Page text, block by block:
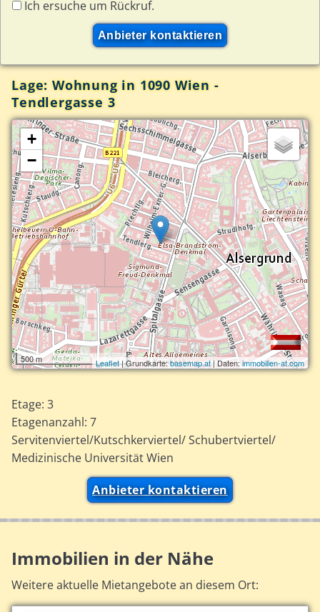
Ich ersuche um Rückruf.
Lage: Wohnung in 1090 Wien -
Tendlergasse 3
+
−
500 m Leaflet| Grundkarte:basemap.at| Daten: immobilien-at.com
Etage: 3
Etagenanzahl: 7
Servitenviertel/Kutschkerviertel/ Schubertviertel/
Medizinische Universität Wien
Anbieter kontaktieren
Immobilien in der Nähe
Weitere aktuelle Mietangebote an diesem Ort: